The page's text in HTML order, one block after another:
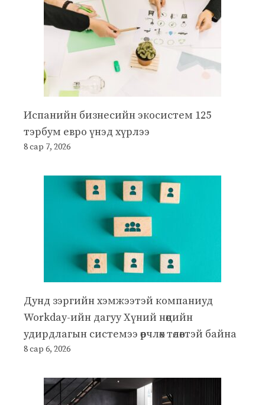
Испанийн бизнесийн экосистем 125
тэрбум евро үнэд хүрлээ
8 сар 7, 2026
Дунд зэргийн хэмжээтэй компаниуд
Workday-ийн дагуу Хүний нөөцийн
удирдлагын системээ өөрчлөх төлөвтэй байна
8 сар 6, 2026